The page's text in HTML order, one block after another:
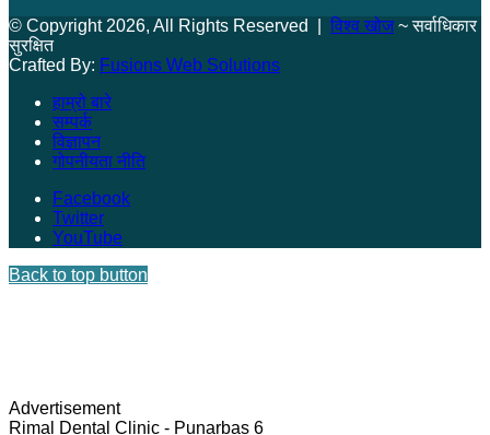
© Copyright 2026, All Rights Reserved | विश्व खोज~ सर्वाधिकार
सुरक्षित
Crafted By: Fusions Web Solutions
हाम्रो बारे
सम्पर्क
विज्ञापन
गोपनीयता नीति
Facebook
Twitter
YouTube
Back to top button
Advertisement
Rimal Dental Clinic - Punarbas 6